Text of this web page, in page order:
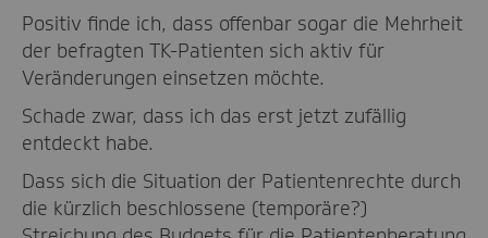
Positiv finde ich, dass offenbar sogar die Mehrheit
der befragten TK-Patienten sich aktiv für
Veränderungen einsetzen möchte.
Schade zwar, dass ich das erst jetzt zufällig
entdeckt habe.
Dass sich die Situation der Patientenrechte durch
die kürzlich beschlossene (temporäre?)